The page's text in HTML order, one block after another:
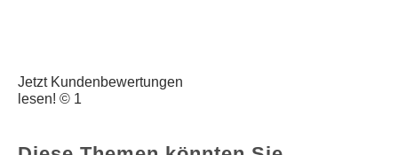
Jetzt Kundenbewertungen
lesen! © 1